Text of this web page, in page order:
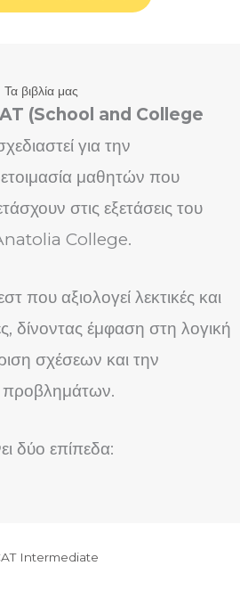
Τα βιβλία μας
(School and College
για την
μαθητών που
στις εξετάσεις του
College.
που αξιολογεί λεκτικές και
δίνοντας έμφαση στη λογική
σχέσεων και την
προβλημάτων.
δύο επίπεδα:
Intermediate